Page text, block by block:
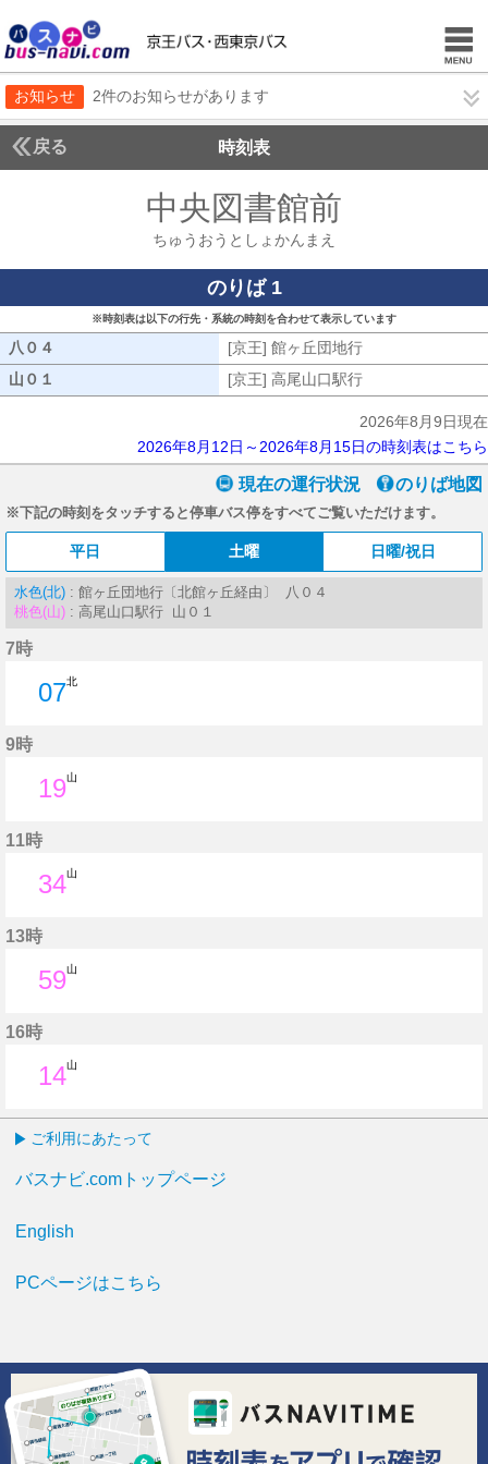
お知らせ 2件のお知らせがあります
戻る 時刻表
中央図書館前
ちゅうおうとしょかんまえ
のりば 1
※時刻表は以下の行先・系統の時刻を合わせて表示しています
八０４ [京王] 館ヶ丘団地行
山０１
[京王] 高尾山口駅行
2026年8月9日現在
2026年8月12日～2026年8月15日の時刻表はこちら
現在の運行状況 のりば地図
※下記の時刻をタッチすると停車バス停をすべてご覧いただけます。
平日 土曜 日曜/祝日
水色(北) : 館ヶ丘団地行〔北館ヶ丘経由〕 八０４
桃色(山) : 高尾山口駅行 山０１
7時
07北
9時
19山
11時
34山
13時
59山
16時
14山
ご利用にあたって
バスナビ.comトップページ
English
PCページはこちら